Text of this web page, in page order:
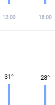
12:00 18:00
31° 28°